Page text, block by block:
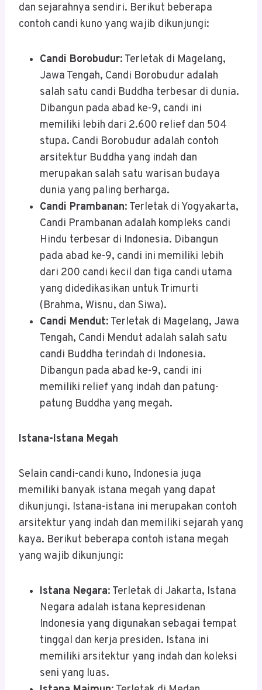
dan sejarahnya sendiri. Berikut beberapa
contoh candi kuno yang wajib dikunjungi:
Candi Borobudur: Terletak di Magelang,
Jawa Tengah, Candi Borobudur adalah
salah satu candi Buddha terbesar di dunia.
Dibangun pada abad ke-9, candi ini
memiliki lebih dari 2.600 relief dan 504
stupa. Candi Borobudur adalah contoh
arsitektur Buddha yang indah dan
merupakan salah satu warisan budaya
dunia yang paling berharga.
Candi Prambanan: Terletak di Yogyakarta,
Candi Prambanan adalah kompleks candi
Hindu terbesar di Indonesia. Dibangun
pada abad ke-9, candi ini memiliki lebih
dari 200 candi kecil dan tiga candi utama
yang didedikasikan untuk Trimurti
(Brahma, Wisnu, dan Siwa).
Candi Mendut: Terletak di Magelang, Jawa
Tengah, Candi Mendut adalah salah satu
candi Buddha terindah di Indonesia.
Dibangun pada abad ke-9, candi ini
memiliki relief yang indah dan patung-
patung Buddha yang megah.
Istana-Istana Megah
Selain candi-candi kuno, Indonesia juga
memiliki banyak istana megah yang dapat
dikunjungi. Istana-istana ini merupakan contoh
arsitektur yang indah dan memiliki sejarah yang
kaya. Berikut beberapa contoh istana megah
yang wajib dikunjungi:
Istana Negara: Terletak di Jakarta, Istana
Negara adalah istana kepresidenan
Indonesia yang digunakan sebagai tempat
tinggal dan kerja presiden. Istana ini
memiliki arsitektur yang indah dan koleksi
seni yang luas.